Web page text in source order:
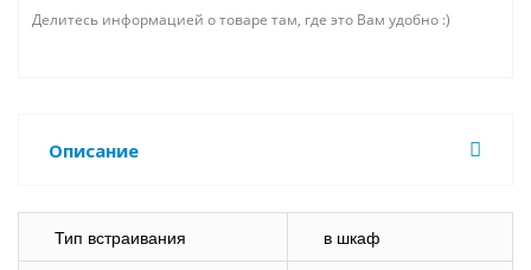
Делитесь информацией о товаре там, где это Вам удобно :)
Описание
Тип встраивания в шкаф